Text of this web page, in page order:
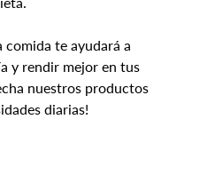
te ayudará a
y rendir mejor en tus
nuestros productos
diarias!